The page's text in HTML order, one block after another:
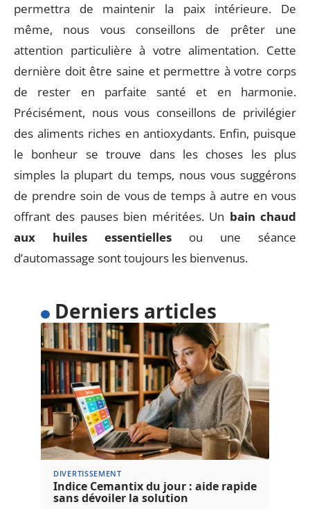
permettra de maintenir la paix intérieure. De
même, nous vous conseillons de prêter une
attention particulière à votre alimentation. Cette
dernière doit être saine et permettre à votre corps
de rester en parfaite santé et en harmonie.
Précisément, nous vous conseillons de privilégier
des aliments riches en antioxydants. Enfin, puisque
le bonheur se trouve dans les choses les plus
simples la plupart du temps, nous vous suggérons
de prendre soin de vous de temps à autre en vous
offrant des pauses bien méritées. Un bain chaud
aux huiles essentielles ou une séance
d’automassage sont toujours les bienvenus.
Derniers articles
DIVERTISSEMENT
Indice Cemantix du jour : aide rapide
sans dévoiler la solution